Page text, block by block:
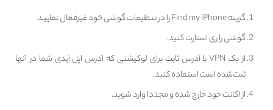
گزینه Find my iPhone را در تنظیمات گوشی خود غیر‌فعال نمایید.
گوشی را ری استارت کنید.
از یک VPN با آدرس ثابت برای لوکیشنی که آدرس اپل آیدی شما در آنها
ثبت‌شده است استفاده کنید.
از اکانت خود خارج شده و مجددا وارد شوید.